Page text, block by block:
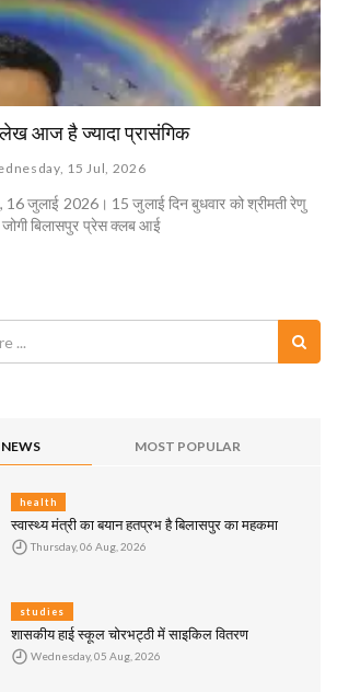
आज है ज्यादा प्रासंगिक
15 Jul, 2026
जुलाई 2026। 15 जुलाई दिन बुधवार को श्रीमती रेणु
बिलासपुर प्रेस क्लब आई
MOST POPULAR
health
स्वास्थ्य मंत्री का बयान हतप्रभ है बिलासपुर का महकमा
Thursday, 06 Aug, 2026
studies
शासकीय हाई स्कूल चोरभट्ठी में साइकिल वितरण
Wednesday, 05 Aug, 2026